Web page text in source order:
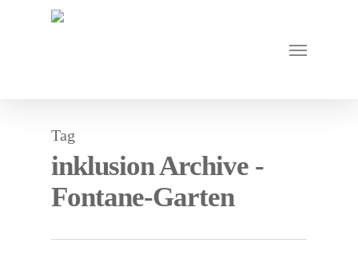
Tag
inklusion Archive -
Fontane-Garten